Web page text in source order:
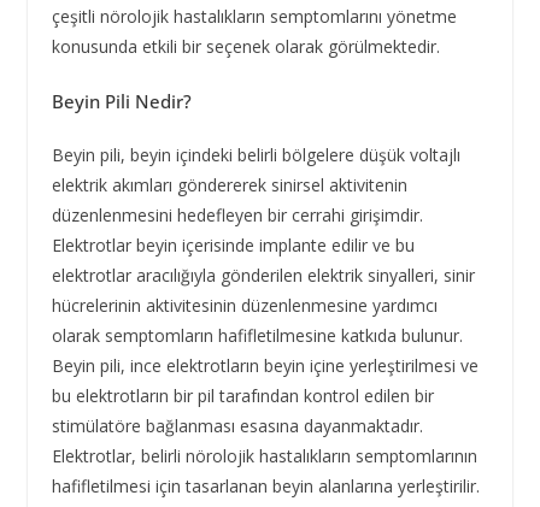
çeşitli nörolojik hastalıkların semptomlarını yönetme
konusunda etkili bir seçenek olarak görülmektedir.
Beyin Pili Nedir?
Beyin pili, beyin içindeki belirli bölgelere düşük voltajlı
elektrik akımları göndererek sinirsel aktivitenin
düzenlenmesini hedefleyen bir cerrahi girişimdir.
Elektrotlar beyin içerisinde implante edilir ve bu
elektrotlar aracılığıyla gönderilen elektrik sinyalleri, sinir
hücrelerinin aktivitesinin düzenlenmesine yardımcı
olarak semptomların hafifletilmesine katkıda bulunur.
Beyin pili, ince elektrotların beyin içine yerleştirilmesi ve
bu elektrotların bir pil tarafından kontrol edilen bir
stimülatöre bağlanması esasına dayanmaktadır.
Elektrotlar, belirli nörolojik hastalıkların semptomlarının
hafifletilmesi için tasarlanan beyin alanlarına yerleştirilir.